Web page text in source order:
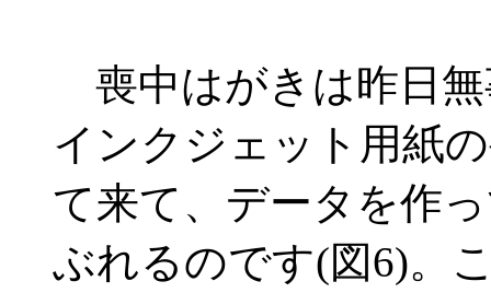
喪中はがきは昨日
インクジェット用紙
て来て、データを作
ぶれるのです(図6)。